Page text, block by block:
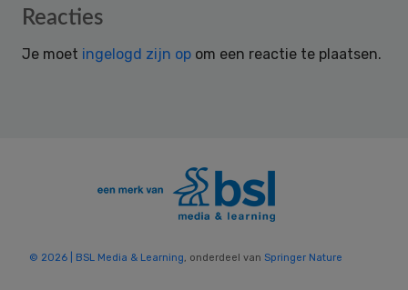
Reader
Reacties
Je moet ingelogd zijn op om een reactie te plaatsen.
© 2026 | BSL Media & Learning, onderdeel van Springer Nature